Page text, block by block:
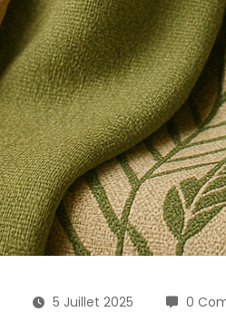
5 Juillet 2025 0